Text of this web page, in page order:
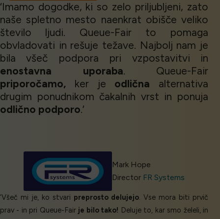
‘Imamo dogodke, ki so zelo priljubljeni, zato
naše spletno mesto naenkrat obišče veliko
število ljudi. Queue-Fair to pomaga
obvladovati in rešuje težave. Najbolj nam je
bila všeč podpora pri vzpostavitvi in
enostavna uporaba. Queue-Fair
priporočamo, ker je odlična alternativa
drugim ponudnikom čakalnih vrst in ponuja
odlično podporo.’
Mark Hope
Director FR Systems
‘Všeč mi je, ko stvari preprosto delujejo. Vse mora biti prvič
prav - in pri Queue-Fair je bilo tako! Deluje to, kar smo želeli, in